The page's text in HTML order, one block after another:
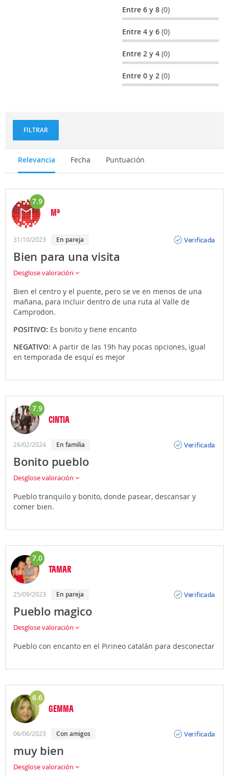
Entre 6 y 8(0)
Entre 4 y 6(0)
Entre 2 y 4(0)
Entre 0 y 2(0)
FILTRAR
Relevancia Fecha Puntuación
7.9
Mª
31/10/2023 En pareja
Verificada
Bien para una visita
Desglose valoración
Bien el centro y el puente, pero se ve en menos de una
mañana, para incluir dentro de una ruta al Valle de
Camprodon.
POSITIVO: Es bonito y tiene encanto
NEGATIVO: A partir de las 19h hay pocas opciones, igual
en temporada de esquí es mejor
7.9
CINTIA
26/02/2024 En familia
Verificada
Bonito pueblo
Desglose valoración
Pueblo tranquilo y bonito, donde pasear, descansar y
comer bien.
7.0
TAMAR
25/09/2023 En pareja
Verificada
Pueblo magico
Desglose valoración
Pueblo con encanto en el Pirineo catalán para desconectar
6.6
GEMMA
06/06/2023 Con amigos
Verificada
muy bien
Desglose valoración